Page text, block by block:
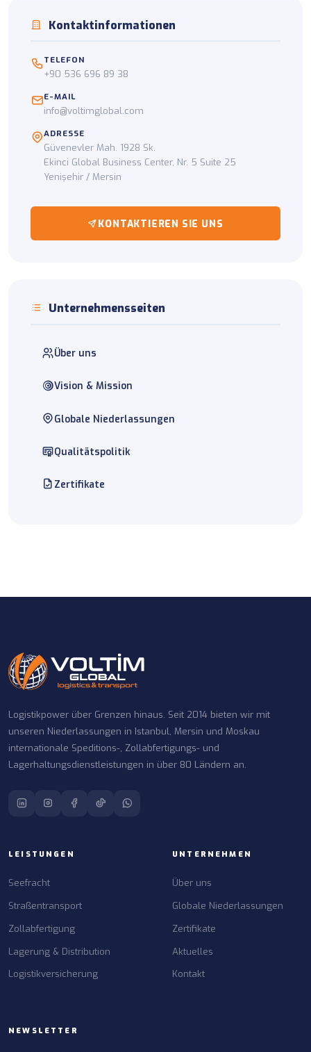
Kontaktinformationen
TELEFON
+90 536 696 89 38
E-MAIL
info@voltimglobal.com
ADRESSE
Güvenevler Mah. 1928 Sk.
Ekinci Global Business Center, Nr. 5 Suite 25
Yenişehir / Mersin
KONTAKTIEREN SIE UNS
Unternehmensseiten
Über uns
Vision & Mission
Globale Niederlassungen
Qualitätspolitik
Zertifikate
Logistikpower über Grenzen hinaus. Seit 2014 bieten wir mit
unseren Niederlassungen in Istanbul, Mersin und Moskau
internationale Speditions-, Zollabfertigungs- und
Lagerhaltungsdienstleistungen in über 80 Ländern an.
LEISTUNGEN
Seefracht
Straßentransport
Zollabfertigung
Lagerung & Distribution
Logistikversicherung
UNTERNEHMEN
Über uns
Globale Niederlassungen
Zertifikate
Aktuelles
Kontakt
NEWSLETTER